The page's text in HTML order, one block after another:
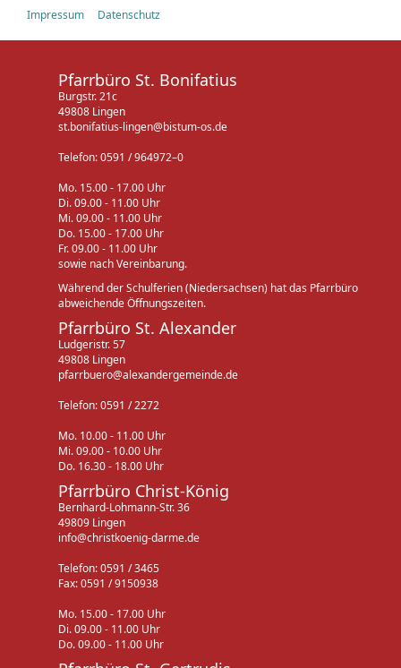
Impressum Datenschutz
Pfarrbüro St. Bonifatius
Burgstr. 21c
49808 Lingen
st.bonifatius-lingen@bistum-os.de
Telefon: 0591 / 964972–0
Mo. 15.00 - 17.00 Uhr
Di. 09.00 - 11.00 Uhr
Mi. 09.00 - 11.00 Uhr
Do. 15.00 - 17.00 Uhr
Fr. 09.00 - 11.00 Uhr
sowie nach Vereinbarung.
Während der Schulferien (Niedersachsen) hat das Pfarrbüro
abweichende Öffnungszeiten.
Pfarrbüro St. Alexander
Ludgeristr. 57
49808 Lingen
pfarrbuero@alexandergemeinde.de
Telefon: 0591 / 2272
Mo. 10.00 - 11.00 Uhr
Mi. 09.00 - 10.00 Uhr
Do. 16.30 - 18.00 Uhr
Pfarrbüro Christ-König
Bernhard-Lohmann-Str. 36
49809 Lingen
info@christkoenig-darme.de
Telefon: 0591 / 3465
Fax: 0591 / 9150938
Mo. 15.00 - 17.00 Uhr
Di. 09.00 - 11.00 Uhr
Do. 09.00 - 11.00 Uhr